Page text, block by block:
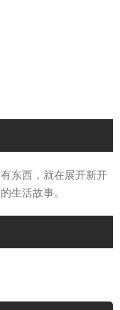
东西，就在展开新开
生活故事。